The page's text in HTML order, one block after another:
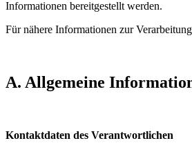
Informationen bereitgestellt werden.
Für nähere Informationen zur
A. Allgemeine
Kontaktdaten des Verantwortlichen